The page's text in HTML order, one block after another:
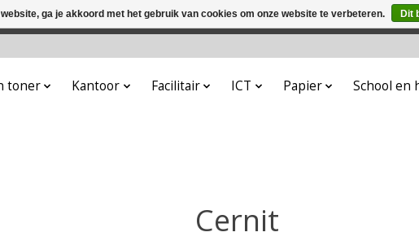
toner Kantoor Facilitair ICT Papier School en
Cernit
ga je akkoord met het gebruik van cookies om onze website te verbeteren. Dit
Deze winkel is in aanbouw. Eventueel geplaatste orders zullen niet